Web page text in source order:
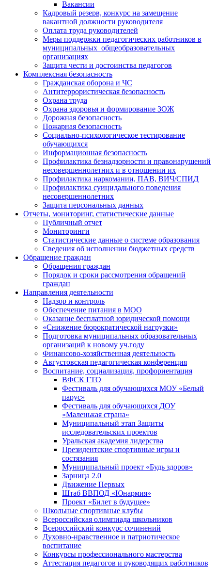
Вакансии
Кадровый резерв, конкурс на замещение
вакантной должности руководителя
Оплата труда руководителей
Меры поддержки педагогических работников в
муниципальных общеобразовательных
организациях
Защита чести и достоинства педагогов
Комплексная безопасность
Гражданская оборона и ЧС
Антитеррористическая безопасность
Охрана труда
Охрана здоровья и формирование ЗОЖ
Дорожная безопасность
Пожарная безопасность
Социально-психологическое тестирование
обучающихся
Информационная безопасность
Профилактика безнадзорности и правонарушений
несовершеннолетних и в отношении их
Профилактика наркомании, ПАВ, ВИЧ/СПИД
Профилактика суицидального поведения
несовершеннолетних
Защита персональных данных
Отчеты, мониторинг, статистические данные
Публичный отчет
Мониторинги
Статистические данные о системе образования
Сведения об исполнении бюджетных средств
Обращение граждан
Обращения граждан
Порядок и сроки рассмотрения обращений
граждан
Направления деятельности
Надзор и контроль
Обеспечение питания в МОО
Оказание бесплатной юридической помощи
«Снижение бюрократической нагрузки»
Подготовка муниципальных образовательных
организаций к новому уч.году
Финансово-хозяйственная деятельность
Августовская педагогическая конференция
Воспитание, социализация, профориентация
ВФСК ГТО
Фестиваль для обучающихся МОУ «Белый
парус»
Фестиваль для обучающихся ДОУ
«Маленькая страна»
Муниципальный этап Защиты
исследовательских проектов
Уральская академия лидерства
Президентские спортивные игры и
состязания
Муниципальный проект «Будь здоров»
Зарница 2.0
Движение Первых
Штаб ВВПОД «Юнармия»
Проект «Билет в будущее»
Школьные спортивные клубы
Всероссийская олимпиада школьников
Всероссийский конкурс сочинений
Духовно-нравственное и патриотическое
воспитание
Конкурсы профессионального мастерства
Аттестация педагогов и руководящих работников